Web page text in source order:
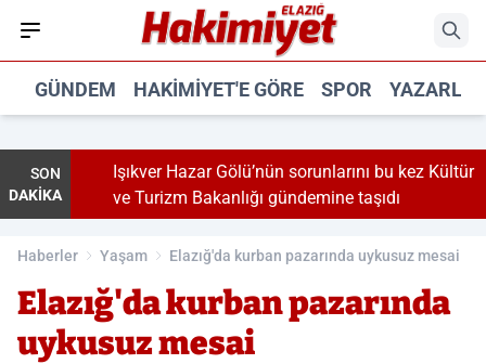
GÜNDEM HAKIMIYET'E GÖRE SPOR
SON
DAKİKA
Işıkver Hazar Gölü’nün sorunlarını bu kez Kültür
ve Turizm Bakanlığı gündemine taşıdı
Haberler Yaşam Elazığ'da kurban pazarında uykusuz mesai
Elazığ'da kurban pazarında
uykusuz mesai